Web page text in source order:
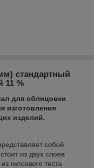
стандартный
11 %
для облицовки
изготовления
изделий.
собой
из двух слоев
гипсового теста